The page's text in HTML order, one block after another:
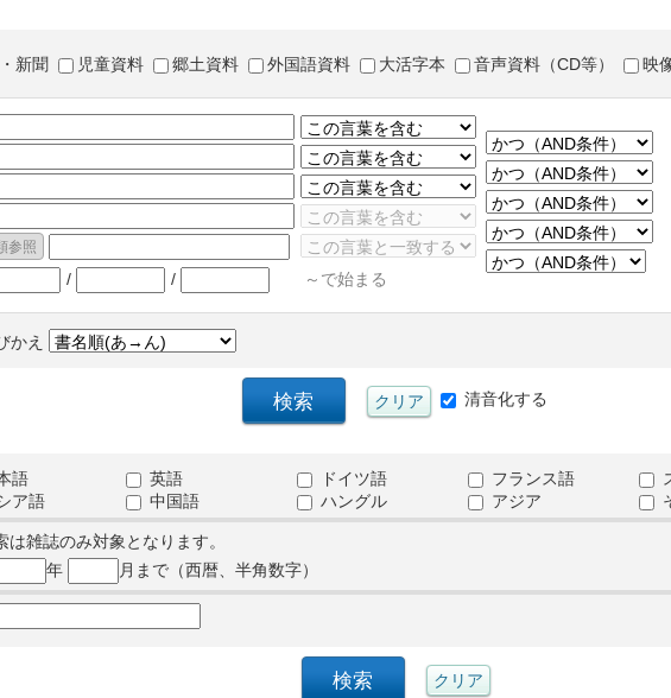
新聞 児童資料 郷土資料 外国語資料 大活字本 音声資料（CD等） 映
/ / ～で始まる
かえ
清音化する
語 英語 ドイツ語 フランス語
ア語 中国語 ハングル アジア
雑誌のみ対象となります。
年 月まで（西暦、半角数字）